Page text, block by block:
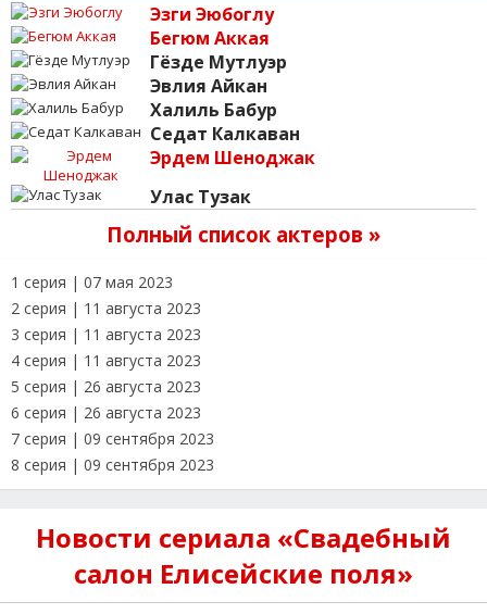
Эзги Эюбоглу
Бегюм Аккая
Гёзде Мутлуэр
Эвлия Айкан
Халиль Бабур
Седат Калкаван
Эрдем Шеноджак
Улас Тузак
Полный список актеров »
1 серия | 07 мая 2023
2 серия | 11 августа 2023
3 серия | 11 августа 2023
4 серия | 11 августа 2023
5 серия | 26 августа 2023
6 серия | 26 августа 2023
7 серия | 09 сентября 2023
8 серия | 09 сентября 2023
Новости сериала «Свадебный
салон Елисейские поля»